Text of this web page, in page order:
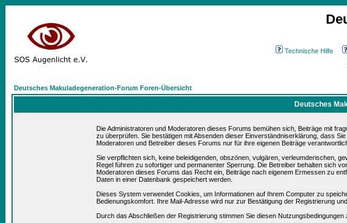
Technische Hilfe
Deutsches Makuladegeneration-Forum Foren-Übersicht
Deutsches
Die Administratoren und Moderatoren dieses Forums bemühen sich, Beiträge mit
zu überprüfen. Sie bestätigen mit Absenden dieser Einverständniserklärung, dass
Moderatoren und Betreiber dieses Forums nur für ihre eigenen Beiträge
Sie verpflichten sich, keine beleidigenden, obszönen, vulgären, verleumderischen,
Regel führen zu sofortiger und permanenter Sperrung. Die Betreiber behalten sich
Moderatoren dieses Forums das Recht ein, Beiträge nach eigenem Ermessen zu
Daten in einer Datenbank gespeichert werden.
Dieses System verwendet Cookies, um Informationen auf Ihrem Computer zu
Bedienungskomfort. Ihre Mail-Adresse wird nur zur Bestätigung der Registrierung
Durch das Abschließen der Registrierung stimmen Sie diesen Nutzungsbedingungen